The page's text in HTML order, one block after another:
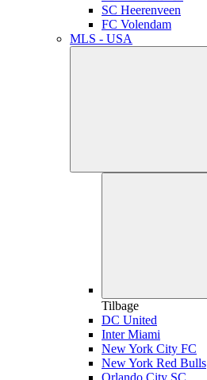
SC Heerenveen
FC Volendam
MLS - USA
Tilbage
DC United
Inter Miami
New York City FC
New York Red Bulls
Orlando City SC